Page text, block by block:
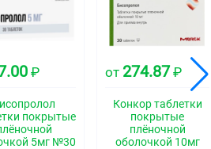
₽
покрытые
5мг №30
от 274.87 ₽
Конкор таблетки
покрытые
плёночной
оболочкой 10мг